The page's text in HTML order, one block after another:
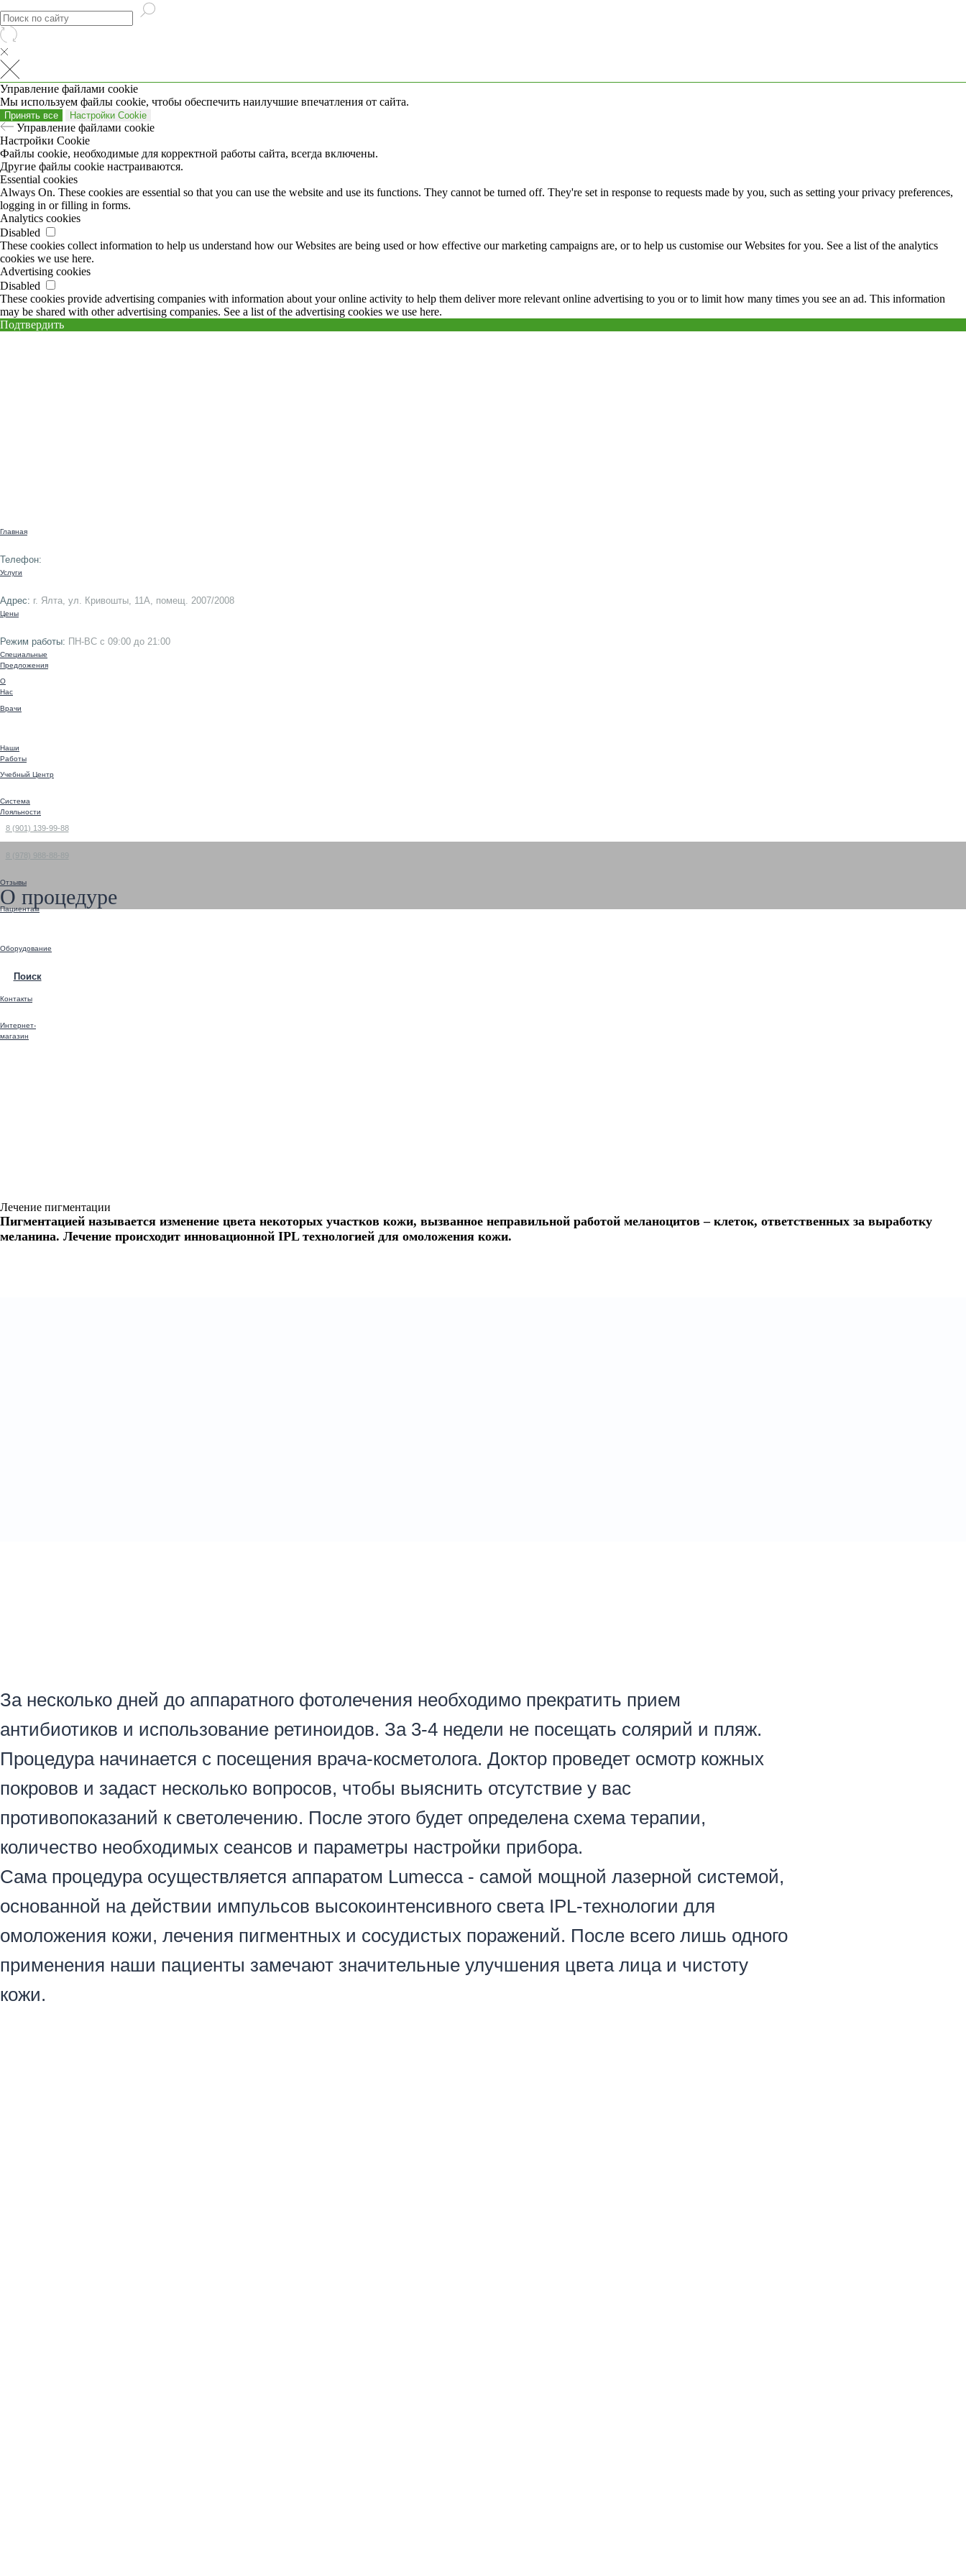
Управление файлами cookie
Мы используем файлы cookie, чтобы обеспечить наилучшие впечатления от сайта.
Принять все Настройки Cookie
Управление файлами cookie
Настройки Cookie
Файлы cookie, необходимые для корректной работы сайта, всегда включены.
Другие файлы cookie настраиваются.
Essential cookies
Always On. These cookies are essential so that you can use the website and use its functions. They cannot be turned off. They're set in response to requests made by you, such as setting your privacy preferences,
logging in or filling in forms.
Analytics cookies
Disabled
These cookies collect information to help us understand how our Websites are being used or how effective our marketing campaigns are, or to help us customise our Websites for you. See a list of the analytics
cookies we use here.
Advertising cookies
Disabled
These cookies provide advertising companies with information about your online activity to help them deliver more relevant online advertising to you or to limit how many times you see an ad. This information
may be shared with other advertising companies. See a list of the advertising cookies we use here.
Подтвердить
Главная
Телефон:
Услуги
Адрес: г. Ялта, ул. Кривошты, 11А, помещ. 2007/2008
Цены
Режим работы: ПН-ВС с 09:00 до 21:00
Специальные
Предложения
О
Нас
Врачи
Наши
Работы
Учебный Центр
Система
Лояльности
8 (901) 139-99-88
8 (978) 988-88-89
Отзывы
Пациентам
Оборудование
Поиск
Контакты
Интернет-
магазин
Лечение пигментации
​Пигментацией называется изменение цвета некоторых участков кожи, вызванное неправильной работой меланоцитов – клеток, ответственных за выработку
меланина. Лечение происходит инновационной IPL технологией для омоложения кожи.
О процедуре
За несколько дней до аппаратного фотолечения необходимо прекратить прием
антибиотиков и использование ретиноидов. За 3-4 недели не посещать солярий и пляж.
Процедура начинается с посещения врача-косметолога. Доктор проведет осмотр кожных
покровов и задаст несколько вопросов, чтобы выяснить отсутствие у вас
противопоказаний к светолечению. После этого будет определена схема терапии,
количество необходимых сеансов и параметры настройки прибора.
Сама процедура осуществляется аппаратом Lumecca - самой мощной лазерной системой,
основанной на действии импульсов высокоинтенсивного света IPL-технологии для
омоложения кожи, лечения пигментных и сосудистых поражений. После всего лишь одного
применения наши пациенты замечают значительные улучшения цвета лица и чистоту
кожи.